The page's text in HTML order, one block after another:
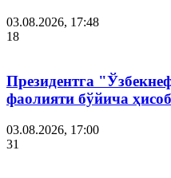
03.08.2026, 17:48
18
Президентга
фаолияти бўйича
03.08.2026, 17:00
31